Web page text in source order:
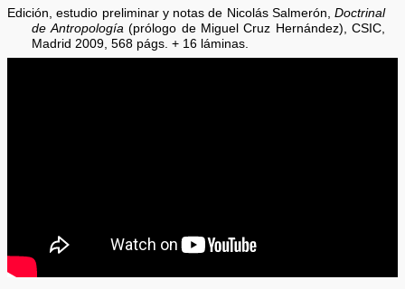
Edición, estudio preliminar y notas de Nicolás Salmerón,Doctrinal
de Antropología (prólogo de Miguel Cruz Hernández), CSIC,
Madrid 2009, 568 págs. + 16 láminas.